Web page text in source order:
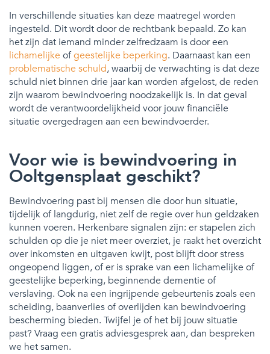
In verschillende situaties kan deze maatregel worden
ingesteld. Dit wordt door de rechtbank bepaald. Zo kan
het zijn dat iemand minder zelfredzaam is door een
lichamelijke ofgeestelijke beperking. Daarnaast kan een
problematische schuld, waarbij de verwachting is dat deze
schuld niet binnen drie jaar kan worden afgelost, de reden
zijn waarom bewindvoering noodzakelijk is. In dat geval
wordt de verantwoordelijkheid voor jouw financiële
situatie overgedragen aan een bewindvoerder.
Voor wie is bewindvoering in
Ooltgensplaat geschikt?
Bewindvoering past bij mensen die door hun situatie,
tijdelijk of langdurig, niet zelf de regie over hun geldzaken
kunnen voeren. Herkenbare signalen zijn: er stapelen zich
schulden op die je niet meer overziet, je raakt het overzicht
over inkomsten en uitgaven kwijt, post blijft door stress
ongeopend liggen, of er is sprake van een lichamelijke of
geestelijke beperking, beginnende dementie of
verslaving. Ook na een ingrijpende gebeurtenis zoals een
scheiding, baanverlies of overlijden kan bewindvoering
bescherming bieden. Twijfel je of het bij jouw situatie
past? Vraag een gratis adviesgesprek aan, dan bespreken
we het samen.